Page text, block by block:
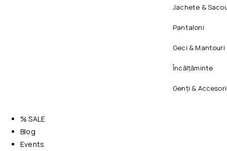
Jachete &
Pantaloni
Geci & Mantouri
Încălțăminte
Genți &
% SALE
Blog
Events